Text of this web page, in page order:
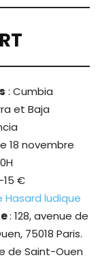
: Cumbia
et Baja
18 novembre
15 €
Hasard ludique
: 128, avenue de
75018 Paris.
de Saint-Ouen